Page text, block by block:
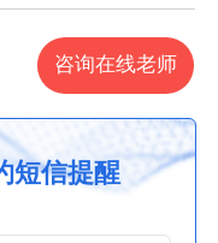
咨询在线老师
短信提醒